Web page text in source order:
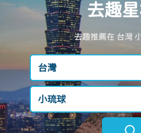
去趣
去趣推薦在 台灣
台灣
台灣
日本
小琉球
不限區域